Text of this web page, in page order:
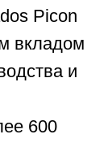
Picon
вкладом
и
600